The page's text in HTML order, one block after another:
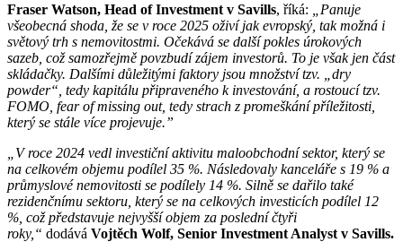
Fraser Watson, Head of Investment v Savills, říká: „Panuje
všeobecná shoda, že se v roce 2025 oživí jak evropský, tak možná i
světový trh s nemovitostmi. Očekává se další pokles úrokových
sazeb, což samozřejmě povzbudí zájem investorů. To je však jen část
skládačky. Dalšími důležitými faktory jsou množství tzv. „dry
powder“, tedy kapitálu připraveného k investování, a rostoucí tzv.
FOMO, fear of missing out, tedy strach z promeškání příležitosti,
který se stále více projevuje.”
„V roce 2024 vedl investiční aktivitu maloobchodní sektor, který se
na celkovém objemu podílel 35 %. Následovaly kanceláře s 19 % a
průmyslové nemovitosti se podílely 14 %. Silně se dařilo také
rezidenčnímu sektoru, který se na celkových investicích podílel 12
%, což představuje nejvyšší objem za poslední čtyři
roky,“ dodává Vojtěch Wolf, Senior Investment Analyst v Savills.